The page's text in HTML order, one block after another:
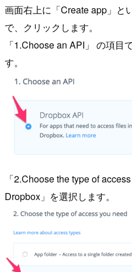
画面右上に「Create app」と
で、クリックします。
「1.Choose an API」 の項目
す。
「2.Choose the type of
Dropbox」を選択します。